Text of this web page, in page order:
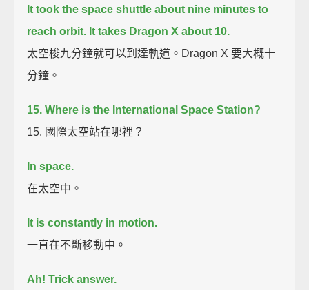
It took the space shuttle about nine minutes to
reach orbit. It takes Dragon X about 10.
太空梭九分鐘就可以到達軌道。Dragon X 要大概十
分鐘。
15. Where is the International Space Station?
15. 國際太空站在哪裡？
In space.
在太空中。
It is constantly in motion.
一直在不斷移動中。
Ah! Trick answer.